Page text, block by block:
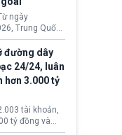
liên quan
Salmonella
110 người
tại bang
ngày
Trung Quốc
quy định mới về
nhập cảnh.
vi vi phạm giấy
cảnh trái
liên quan kiểm
nghệ có thể
dân Trung
mặt lệnh cấm
kéo dài tới 3
đường dây
24/24, luân
hơn 3.000 tỷ
tài khoản,
tỷ đồng và
dây đánh